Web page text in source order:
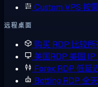
Custom VPS 按
远程桌面
购买 RDP 比较
美国RDP 美国 IP
Forex RDP 低延
Botting RDP 全